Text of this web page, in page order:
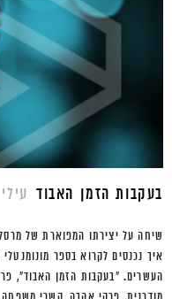
בעקבות הזמן האבוד
שיחה על יצירתו המפוארת של
איך נכנסים לקרוא בספר
העשרים. "בעקבות הזמן האבוד",